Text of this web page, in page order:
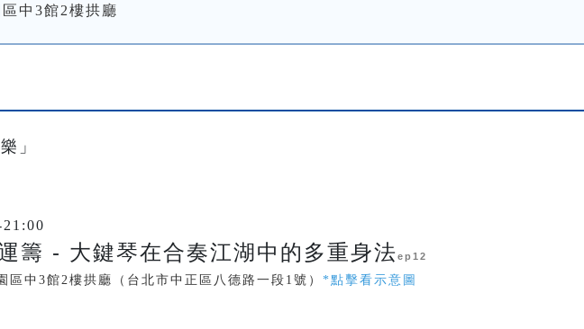
中3館2樓拱廳
」
籌 - 大鍵琴在合奏江湖中的多重身法ep12
區中3館2樓拱廳（台北市中正區八德路一段1號） *點擊看示意圖